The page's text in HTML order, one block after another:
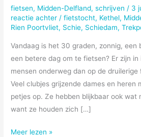
fietsen, Midden-Delfland,schrijven / 3
reactie achter /fietstocht, Kethel,
Rien Poortvliet, Schie, Schiedam,
Vandaag is het 30 graden, zonnig, een
een betere dag om te fietsen? Er zijn
mensen onderweg dan op de
Veel clubjes grijzende dames en heren
petjes op. Ze hebben blijkbaar ook wat
want ze houden zich […]
Bijzonderder
Meer lezen »